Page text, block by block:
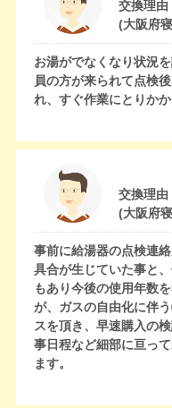
交換理由
(大阪府
お湯がでなくなり状況
員の方が来られて点検
れ、すぐ作業にとりか
交換理由
(大阪府
事前に給湯器の点検連
具合が生じていた事と
もあり今後の使用年数
が、ガスの自由化に伴
スを頂き、早速購入の
事日程など細部に亘っ
ます。